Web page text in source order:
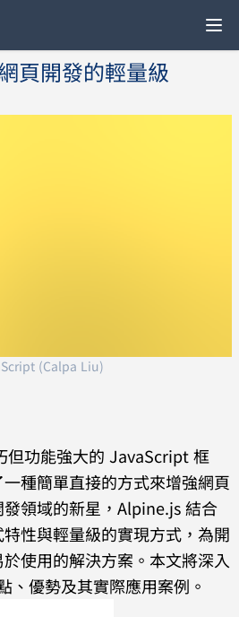
頁開發的輕量級
(Calpa Liu)
但功能強大的 JavaScript 框
種簡單直接的方式來增強網頁
領域的新星，Alpine.js 結合
性與輕量級的實現方式，為開
使用的解決方案。本文將深入
、優勢及其實際應用案例。